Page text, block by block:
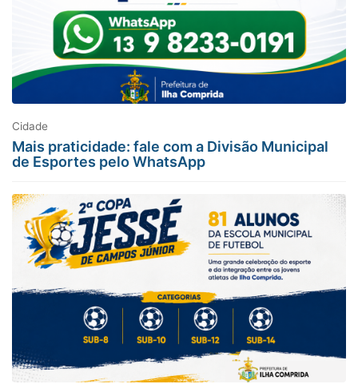
Cidade
Mais praticidade: fale com a Divisão Municipal
de Esportes pelo WhatsApp